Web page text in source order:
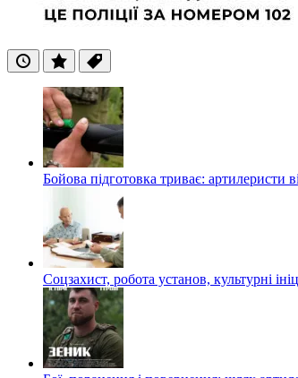
ОстанніПопулярні
Теги
Бойова підготовка триває: артилеристи
Соцзахист, робота установ, культурні